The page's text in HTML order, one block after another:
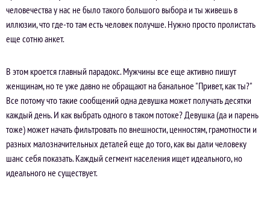
человечества у нас не было такого большого выбора и ты живешь в
иллюзии, что где-то там есть человек получше. Нужно просто пролистать
еще сотню анкет.
В этом кроется главный парадокс. Мужчины все еще активно пишут
женщинам, но те уже давно не обращают на банальное "Привет, как ты?"
Все потому что такие сообщений одна девушка может получать десятки
каждый день. И как выбрать одного в таком потоке? Девушка (да и парень
тоже) может начать фильтровать по внешности, ценностям, грамотности и
разных малозначительных деталей еще до того, как вы дали человеку
шанс себя показать. Каждый сегмент населения ищет идеального, но
идеального не существует.